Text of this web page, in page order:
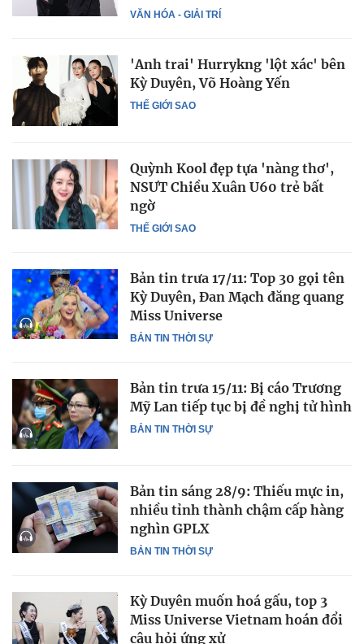
VĂN HÓA - GIẢI TRÍ
THẾ GIỚI SAO
'Anh trai' Hurrykng 'lột xác' bên
Kỳ Duyên, Võ Hoàng Yến
THẾ GIỚI SAO
Quỳnh Kool đẹp tựa 'nàng thơ',
NSƯT Chiều Xuân U60 trẻ bất
ngờ
BẢN TIN THỜI SỰ
Bản tin trưa 17/11: Top 30 gọi tên
Kỳ Duyên, Đan Mạch đăng quang
Miss Universe
BẢN TIN THỜI SỰ
Bản tin trưa 15/11: Bị cáo Trương
Mỹ Lan tiếp tục bị đề nghị tử hình
BẢN TIN THỜI SỰ
Bản tin sáng 28/9: Thiếu mực in,
nhiều tỉnh thành chậm cấp hàng
nghìn GPLX
Kỳ Duyên muốn hoá gấu, top 3
Miss Universe Vietnam hoán đổi
câu hỏi ứng xử